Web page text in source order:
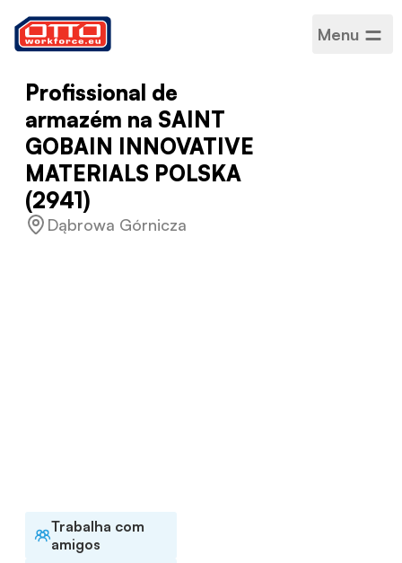
Menu
Profissional de
armazém na SAINT
GOBAIN INNOVATIVE
MATERIALS POLSKA
(2941)
Dąbrowa Górnicza
Trabalha com
amigos